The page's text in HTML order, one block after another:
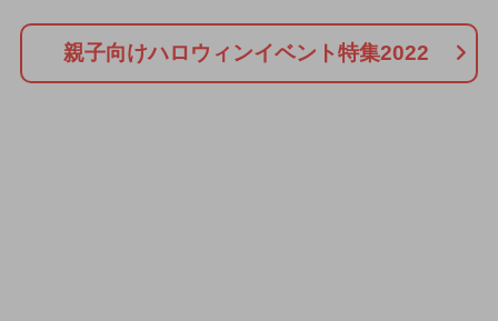
親子向けハロウィンイベント特集2022